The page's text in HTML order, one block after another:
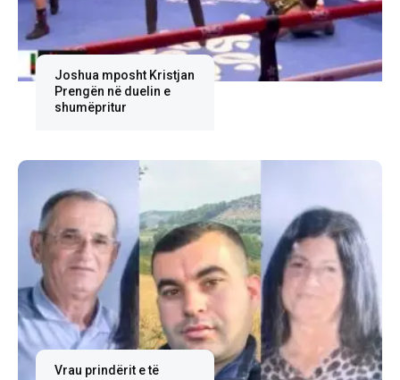
Joshua mposht Kristjan
Prengën në duelin e
shumëpritur
Vrau prindërit e të